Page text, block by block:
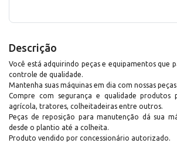
Descrição
Você está adquirindo peças e equipamentos que
controle de qualidade.
Mantenha suas máquinas em dia com nossas
Compre com segurança e qualidade produtos
agrícola, tratores, colheitadeiras entre outros.
Peças de reposição para manutenção dá sua
desde o plantio até a colheita.
Produto vendido por concessionário autorizado.